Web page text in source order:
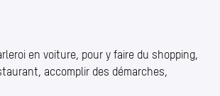
en voiture, pour y faire du shopping,
accomplir des démarches,